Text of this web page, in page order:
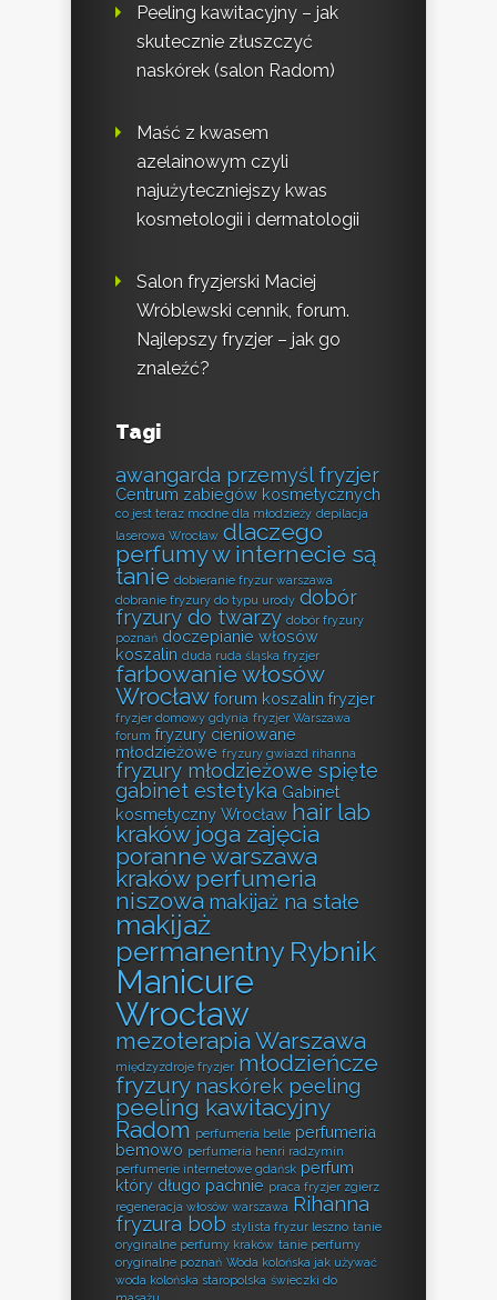
Peeling kawitacyjny – jak
skutecznie złuszczyć
naskórek (salon Radom)
Maść z kwasem
azelainowym czyli
najużyteczniejszy kwas
kosmetologii i dermatologii
Salon fryzjerski Maciej
Wróblewski cennik, forum.
Najlepszy fryzjer – jak go
znaleźć?
Tagi
awangarda przemyśl fryzjer
Centrum zabiegów kosmetycznych
co jest teraz modne dla młodzieży depilacja
laserowa Wrocław dlaczego
perfumy w internecie są
tanie dobieranie fryzur warszawa
dobranie fryzury do typu urody dobór
fryzury do twarzy dobór fryzury
poznań doczepianie włosów
koszalin duda ruda śląska fryzjer
farbowanie włosów
Wrocław forum koszalin fryzjer
fryzjer domowy gdynia fryzjer Warszawa
forum fryzury cieniowane
młodzieżowe fryzury gwiazd rihanna
fryzury młodzieżowe spięte
gabinet estetyka Gabinet
kosmetyczny Wrocław hair lab
kraków joga zajęcia
poranne warszawa
kraków perfumeria
niszowa makijaż na stałe
makijaż
permanentny Rybnik
Manicure
Wrocław
mezoterapia Warszawa
międzyzdroje fryzjer młodzieńcze
fryzury naskórek peeling
peeling kawitacyjny
Radom perfumeria belle perfumeria
bemowo perfumeria henri radzymin
perfumerie internetowe gdańsk perfum
który długo pachnie praca fryzjer zgierz
regeneracja włosów warszawa Rihanna
fryzura bob stylista fryzur leszno tanie
oryginalne perfumy kraków tanie perfumy
oryginalne poznań Woda kolońska jak używać
woda kolońska staropolska świeczki do
masażu